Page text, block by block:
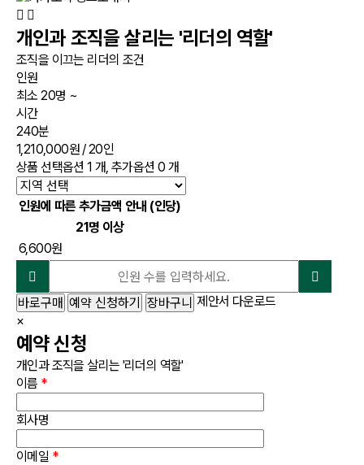
개인과 조직을 살리는 '리더의 역할'
조직을 이끄는 리더의 조건
인원
최소 20명 ~
시간
240분
1,210,000원/ 20인
상품 선택옵션 1 개, 추가옵션 0 개
인원에 따른 추가금액 안내 (인당)
21명 이상
6,600원
바로구매 예약 신청하기 장바구니 제안서 다운로드
×
예약 신청
개인과 조직을 살리는 '리더의 역할'
이름 *
회사명
이메일 *